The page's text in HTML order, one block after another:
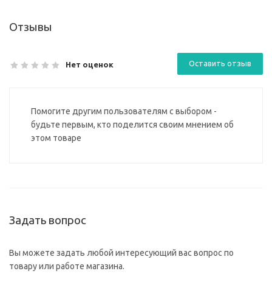
Отзывы
Нет оценок Оставить отзыв
Помогите другим пользователям с выбором -
будьте первым, кто поделится своим мнением об
этом товаре
Задать вопрос
Вы можете задать любой интересующий вас вопрос по
товару или работе магазина.